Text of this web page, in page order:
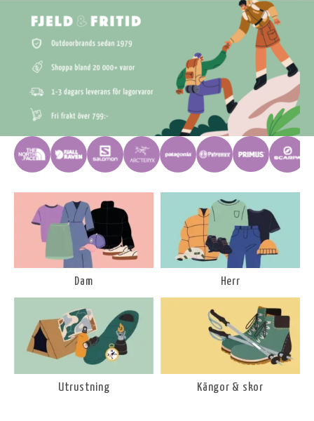
Dam Herr
Utrustning Kängor & skor